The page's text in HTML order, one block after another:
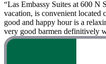
“Las Embassy Suites at 600 N
vacation, is convenient located
good and happy hour is a
very good barmen definitively